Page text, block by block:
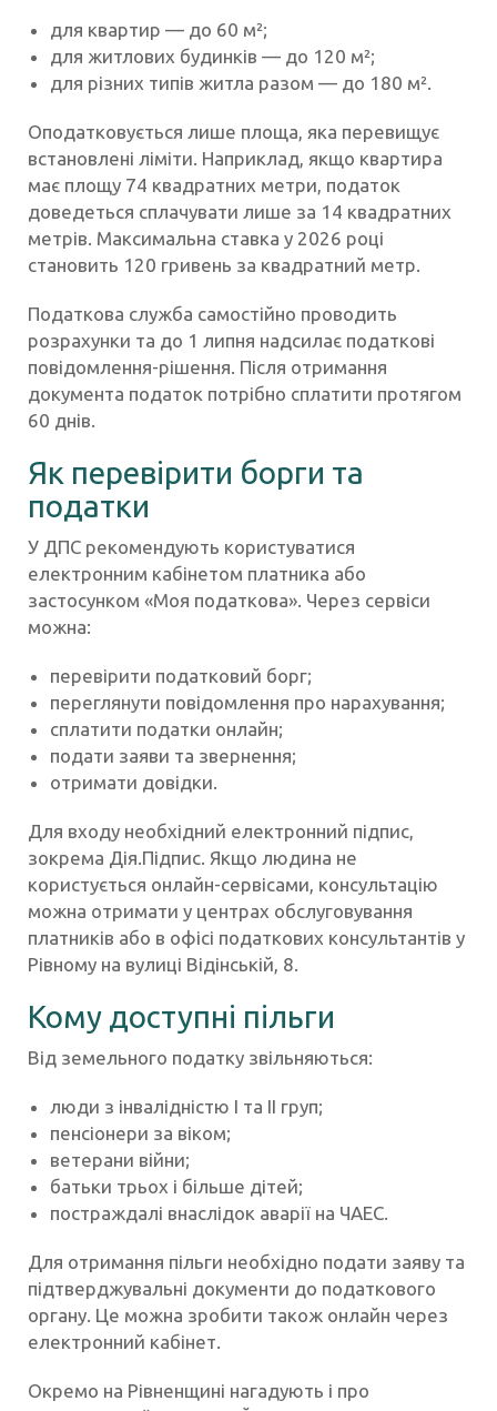
для квартир — до 60 м²;
для житлових будинків — до 120 м²;
для різних типів житла разом — до 180 м².
Оподатковується лише площа, яка перевищує
встановлені ліміти. Наприклад, якщо квартира
має площу 74 квадратних метри, податок
доведеться сплачувати лише за 14 квадратних
метрів. Максимальна ставка у 2026 році
становить 120 гривень за квадратний метр.
Податкова служба самостійно проводить
розрахунки та до 1 липня надсилає податкові
повідомлення-рішення. Після отримання
документа податок потрібно сплатити протягом
60 днів.
Як перевірити борги та
податки
У ДПС рекомендують користуватися
електронним кабінетом платника або
застосунком «Моя податкова». Через сервіси
можна:
перевірити податковий борг;
переглянути повідомлення про нарахування;
сплатити податки онлайн;
подати заяви та звернення;
отримати довідки.
Для входу необхідний електронний підпис,
зокрема Дія.Підпис. Якщо людина не
користується онлайн-сервісами, консультацію
можна отримати у центрах обслуговування
платників або в офісі податкових консультантів у
Рівному на вулиці Відінській, 8.
Кому доступні пільги
Від земельного податку звільняються:
люди з інвалідністю I та II груп;
пенсіонери за віком;
ветерани війни;
батьки трьох і більше дітей;
постраждалі внаслідок аварії на ЧАЕС.
Для отримання пільги необхідно подати заяву та
підтверджувальні документи до податкового
органу. Це можна зробити також онлайн через
електронний кабінет.
Окремо на Рівненщині нагадують і про